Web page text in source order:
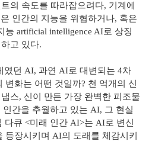
의 속도를 따라잡으려다, 기계에
인간의 지능을 위협하거나, 혹은
능 artificial intelligence AI로 상징
고 있다.
였던 AI, 과연 AI로 대변되는 4차
화는 어떤 것일까? 천 억개의 신
스, 신이 만든 가장 완벽한 피조물
간을 추월하고 있는 AI, 그 현실
다큐 <미래 인간 AI>는 AI로 변신
등장시키며 AI의 도래를 체감시키